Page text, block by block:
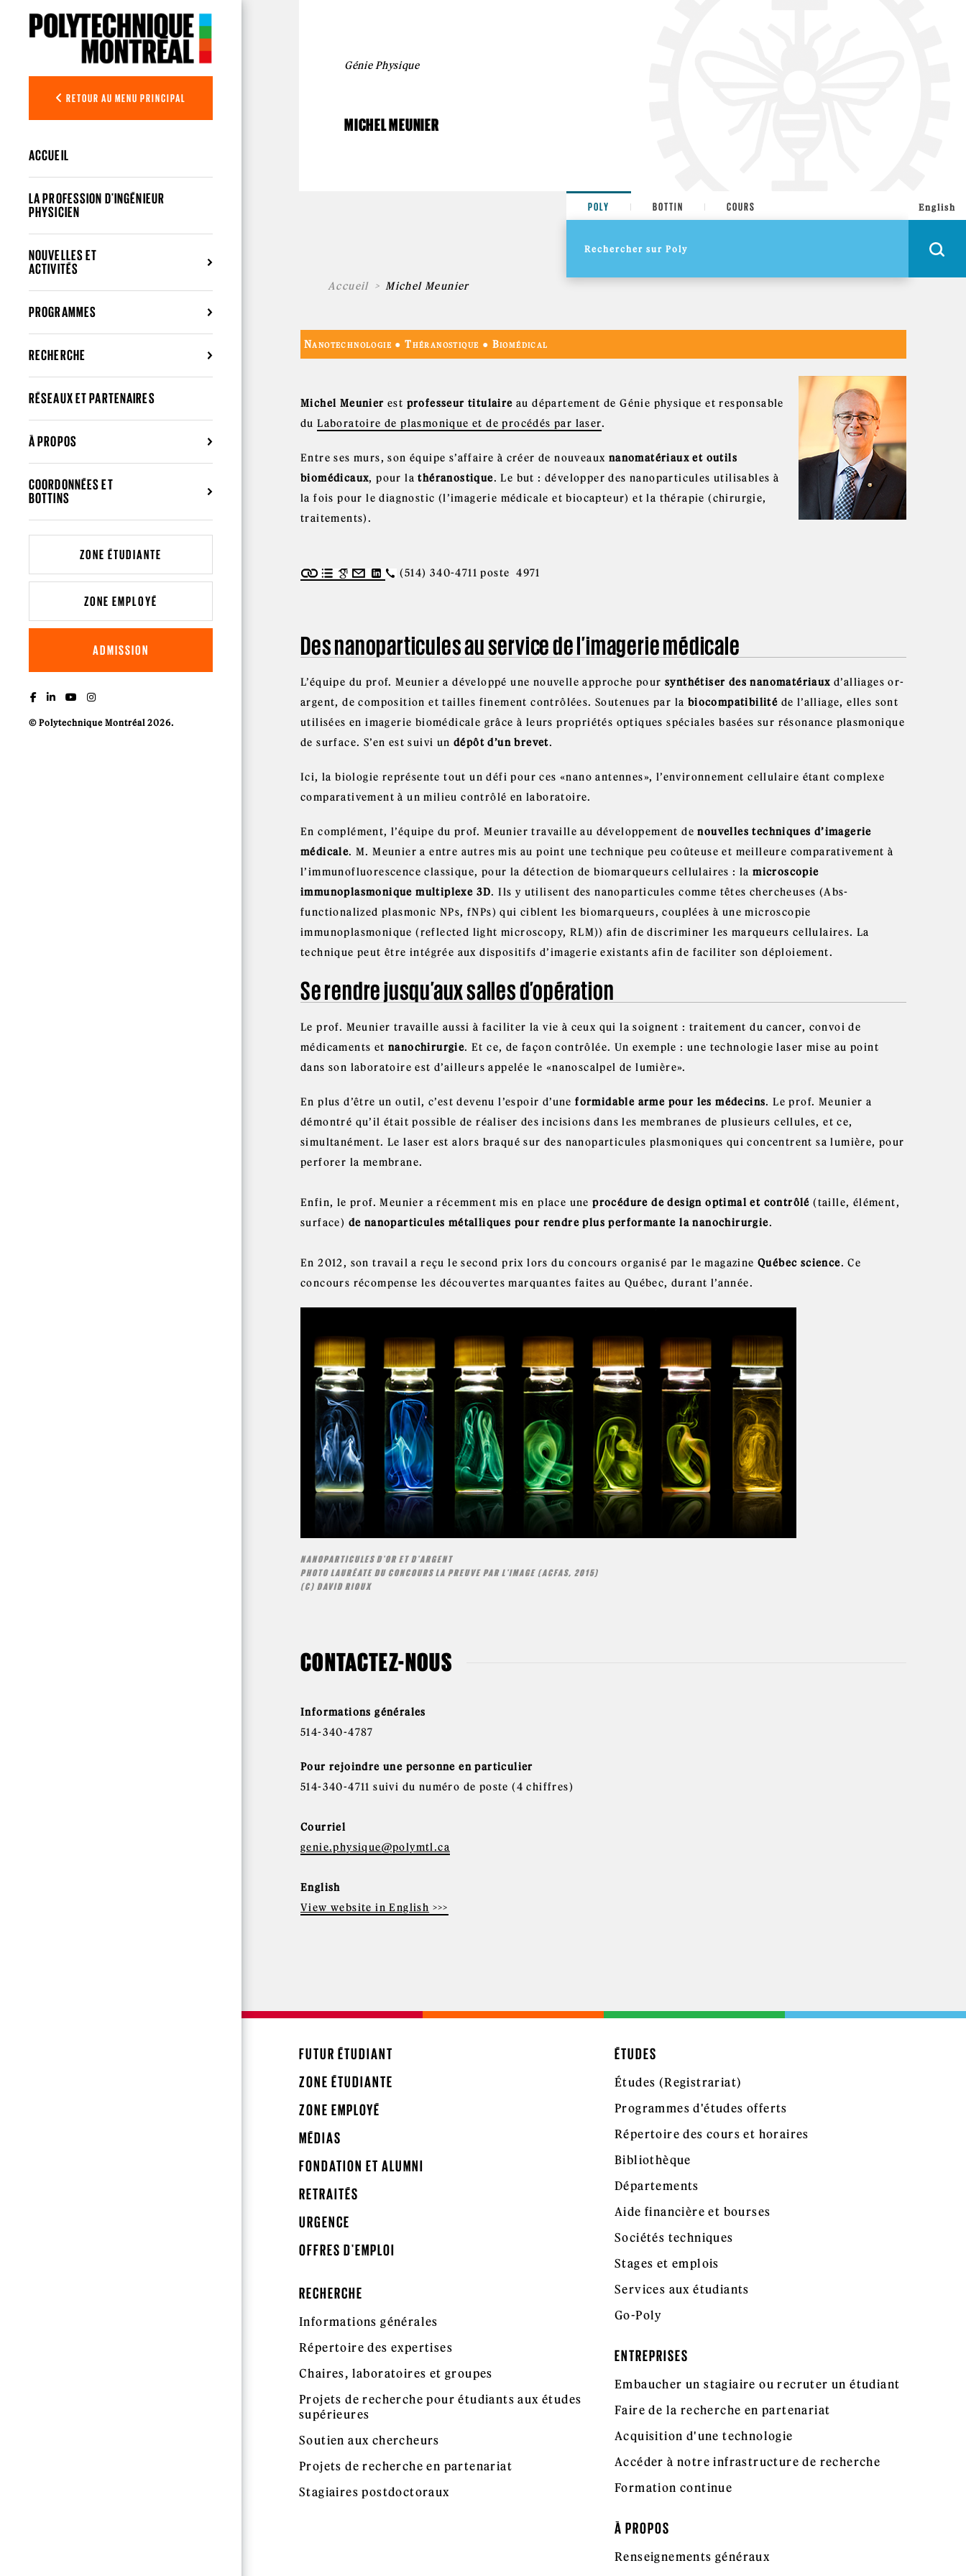
RETOUR AU MENU PRINCIPAL
ACCUEIL
LA PROFESSION D'INGÉNIEUR
PHYSICIEN
NOUVELLES ET
ACTIVITÉS
PROGRAMMES
RECHERCHE
RÉSEAUX ET PARTENAIRES
À PROPOS
COORDONNÉES ET
BOTTINS
ZONE ÉTUDIANTE
ZONE EMPLOYÉ
ADMISSION
© Polytechnique Montréal 2026.
Génie Physique
MICHEL MEUNIER
POLY BOTTIN COURS English
Accueil Michel Meunier
Nanotechnologie ● Théranostique ● Biomédical
Michel Meunier est professeur titulaire au département de Génie physique et responsable
duLaboratoire de plasmonique et de procédés par laser.
Entre ses murs, son équipe s’affaire à créer de nouveaux nanomatériaux et outils
biomédicaux, pour lathéranostique. Le but : développer des nanoparticules utilisables à
la fois pour le diagnostic (l’imagerie médicale et biocapteur) et la thérapie (chirurgie,
traitements).
(514) 340-4711 poste 4971
Des nanoparticules au service de l’imagerie médicale
L’équipe du prof. Meunier a développé une nouvelle approche poursynthétiser des nanomatériaux d’alliages or-
argent, de composition et tailles finement contrôlées. Soutenues par la biocompatibilité de l’alliage, elles sont
utilisées en imagerie biomédicale grâce à leurs propriétés optiques spéciales basées sur résonance plasmonique
de surface. S’en est suivi un dépôt d’un brevet.
Ici, la biologie représente tout un défi pour ces «nano antennes», l’environnement cellulaire étant complexe
comparativement à un milieu contrôlé en laboratoire.
En complément, l’équipe du prof. Meunier travaille au développement denouvelles techniques d’imagerie
médicale. M. Meunier a entre autres mis au point une technique peu coûteuse et meilleure comparativement à
l’immunofluorescence classique, pour la détection de biomarqueurs cellulaires : lamicroscopie
immunoplasmonique multiplexe 3D. Ils y utilisent des nanoparticules comme têtes chercheuses (Abs-
functionalized plasmonic NPs, fNPs) qui ciblent les biomarqueurs, couplées à une microscopie
immunoplasmonique (reflected light microscopy, RLM)) afin de discriminer les marqueurs cellulaires. La
technique peut être intégrée aux dispositifs d’imagerie existants afin de faciliter son déploiement.
Se rendre jusqu’aux salles d’opération
Le prof. Meunier travaille aussi à faciliter la vie à ceux qui la soignent : traitement du cancer, convoi de
médicaments etnanochirurgie. Et ce, de façon contrôlée. Un exemple : une technologie laser mise au point
dans son laboratoire est d’ailleurs appelée le «nanoscalpel de lumière».
En plus d’être un outil, c’est devenu l’espoir d’uneformidable arme pour les médecins. Le prof. Meunier a
démontré qu’il était possible de réaliser des incisions dans les membranes de plusieurs cellules, et ce,
simultanément. Le laser est alors braqué sur des nanoparticules plasmoniques qui concentrent sa lumière, pour
perforer la membrane.
Enfin, le prof. Meunier a récemment mis en place une procédure de design optimal et contrôlé (taille, élément,
surface) de nanoparticules métalliques pour rendre plus performante la nanochirurgie.
En 2012, son travail a reçu le second prix lors du concours organisé par le magazineQuébec science. Ce
concours récompense les découvertes marquantes faites au Québec, durant l’année.
NANOPARTICULES D'OR ET D'ARGENT
PHOTO LAURÉATE DU CONCOURS LA PREUVE PAR L'IMAGE (ACFAS, 2015)
(C) DAVID RIOUX
CONTACTEZ-NOUS
Informations générales
514-340-4787
Pour rejoindre une personne en particulier
514-340-4711 suivi du numéro de poste (4 chiffres)
Courriel
genie.physique@polymtl.ca
English
View website in English >>>
FUTUR ÉTUDIANT
ZONE ÉTUDIANTE
ZONE EMPLOYÉ
MÉDIAS
FONDATION ET ALUMNI
RETRAITÉS
URGENCE
OFFRES D'EMPLOI
ÉTUDES
Études (Registrariat)
Programmes d'études offerts
Répertoire des cours et horaires
Bibliothèque
Départements
Aide financière et bourses
Sociétés techniques
Stages et emplois
Services aux étudiants
Go-Poly
RECHERCHE
Informations générales
Répertoire des expertises
Chaires, laboratoires et groupes
Projets de recherche pour étudiants aux études
supérieures
Soutien aux chercheurs
Projets de recherche en partenariat
Stagiaires postdoctoraux
ENTREPRISES
Embaucher un stagiaire ou recruter un étudiant
Faire de la recherche en partenariat
Acquisition d'une technologie
Accéder à notre infrastructure de recherche
Formation continue
À PROPOS
Renseignements généraux